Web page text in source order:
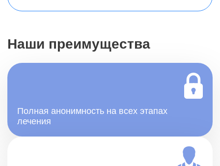
Наши преимущества
Полная анонимность на всех этапах
лечения